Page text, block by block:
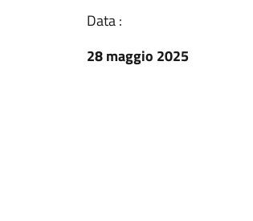
Data :
28 maggio 2025